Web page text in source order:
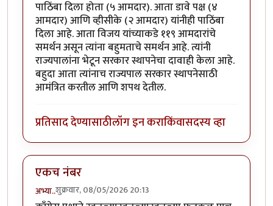
पाठिंबा दिला होता (५ आमदार). आता डावे पक्ष (४
आमदार) आणि व्हीसीके (२ आमदार) यांनीही पाठिंबा
दिला आहे. आता विजय यांच्याकडे ११९ आमदारांचे
समर्थन असून त्यांना बहुमताचे समर्थन आहे. त्यांनी
राज्यपालांना भेटून सरकार स्थापनेचा दावाही केला आहे.
बहुदा आता त्यांनाच राज्यपाल सरकार स्थापनेसाठी
आमंत्रित करतील आणि शपथ देतील.
प्रतिसाद देण्यासाठीलॉग इन कराकिंवासदस्य व्हा
एकच नंबर
अभ्या..शुक्रवार, 08/05/2026 20:13